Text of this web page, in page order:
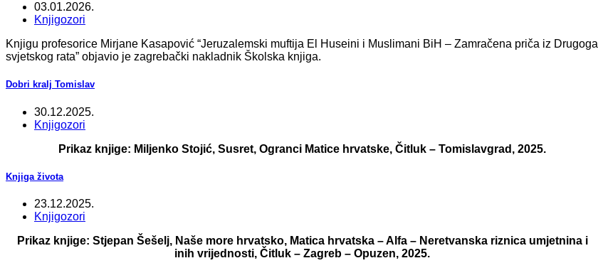
03.01.2026.
Knjigozori
Knjigu profesorice Mirjane Kasapović “Jeruzalemski muftija El Huseini i Muslimani BiH – Zamračena priča iz Drugoga
svjetskog rata” objavio je zagrebački nakladnik Školska knjiga.
Dobri kralj Tomislav
30.12.2025.
Knjigozori
Prikaz knjige: Miljenko Stojić, Susret, Ogranci Matice hrvatske, Čitluk – Tomislavgrad, 2025.
Knjiga života
23.12.2025.
Knjigozori
Prikaz knjige: Stjepan Šešelj, Naše more hrvatsko, Matica hrvatska – Alfa – Neretvanska riznica umjetnina i
inih vrijednosti, Čitluk – Zagreb – Opuzen, 2025.